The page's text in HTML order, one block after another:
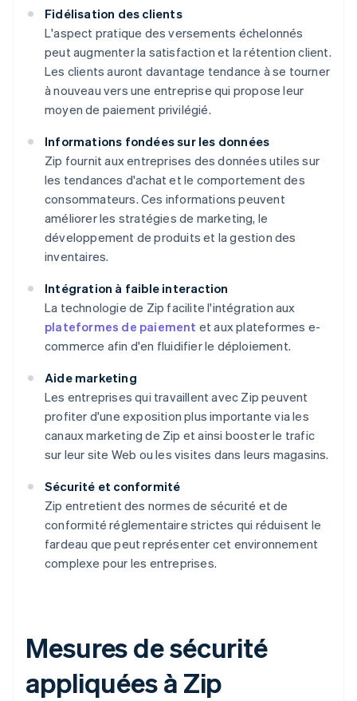
Fidélisation des clients
L'aspect pratique des versements échelonnés
peut augmenter la satisfaction et la rétention client.
Les clients auront davantage tendance à se tourner
à nouveau vers une entreprise qui propose leur
moyen de paiement privilégié.
Informations fondées sur les données
Zip fournit aux entreprises des données utiles sur
les tendances d'achat et le comportement des
consommateurs. Ces informations peuvent
améliorer les stratégies de marketing, le
développement de produits et la gestion des
inventaires.
Intégration à faible interaction
La technologie de Zip facilite l'intégration aux
plateformes de paiement et aux plateformes e-
commerce afin d'en fluidifier le déploiement.
Aide marketing
Les entreprises qui travaillent avec Zip peuvent
profiter d'une exposition plus importante via les
canaux marketing de Zip et ainsi booster le trafic
sur leur site Web ou les visites dans leurs magasins.
Sécurité et conformité
Zip entretient des normes de sécurité et de
conformité réglementaire strictes qui réduisent le
fardeau que peut représenter cet environnement
complexe pour les entreprises.
Mesures de sécurité
appliquées à Zip